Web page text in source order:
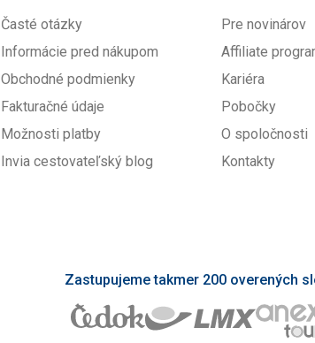
Časté otázky
Informácie pred nákupom
Obchodné podmienky
Fakturačné údaje
Možnosti platby
Invia cestovateľský blog
Pre novinárov
Affiliate
Kariéra
Pobočky
O spoločnosti
Kontakty
Zastupujeme takmer 200 overených